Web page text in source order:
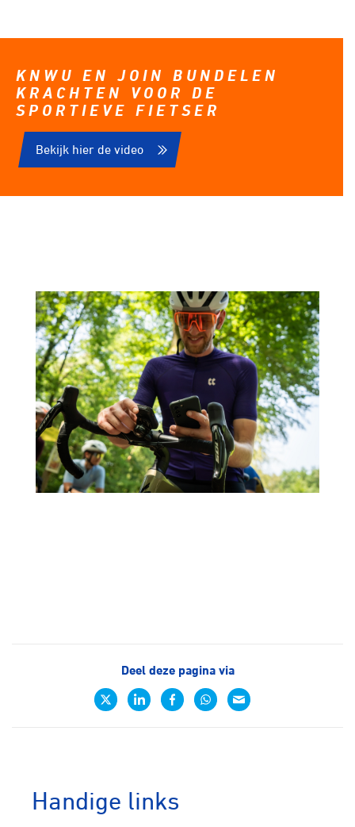
KNWU EN JOIN BUNDELEN
KRACHTEN VOOR DE
SPORTIEVE FIETSER
Bekijk hier de video
Deel deze pagina via
Handige links